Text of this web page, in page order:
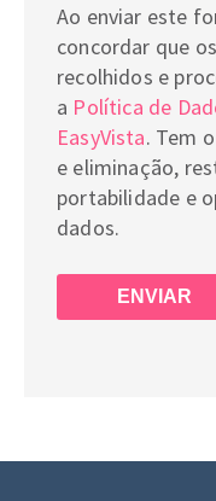
Ao enviar este
concordar que
recolhidos e
a Política de
EasyVista. Tem
e eliminação,
portabilidade e
dados.